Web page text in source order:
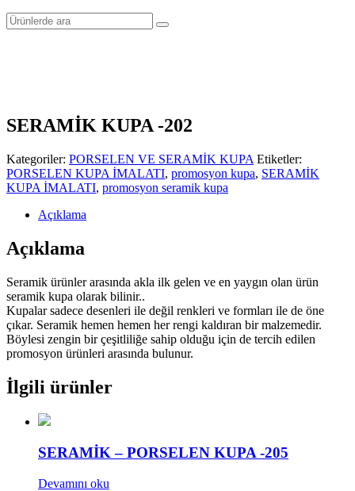
SERAMİK KUPA -202
Kategoriler: PORSELEN VE SERAMİK KUPA Etiketler:
PORSELEN KUPA İMALATI, promosyon kupa, SERAMİK
KUPA İMALATI, promosyon seramik kupa
Açıklama
Açıklama
Seramik ürünler arasında akla ilk gelen ve en yaygın olan ürün
seramik kupa olarak bilinir..
Kupalar sadece desenleri ile değil renkleri ve formları ile de öne
çıkar. Seramik hemen hemen her rengi kaldıran bir malzemedir.
Böylesi zengin bir çeşitliliğe sahip olduğu için de tercih edilen
promosyon ürünleri arasında bulunur.
İlgili ürünler
SERAMİK – PORSELEN KUPA -205
Devamını oku